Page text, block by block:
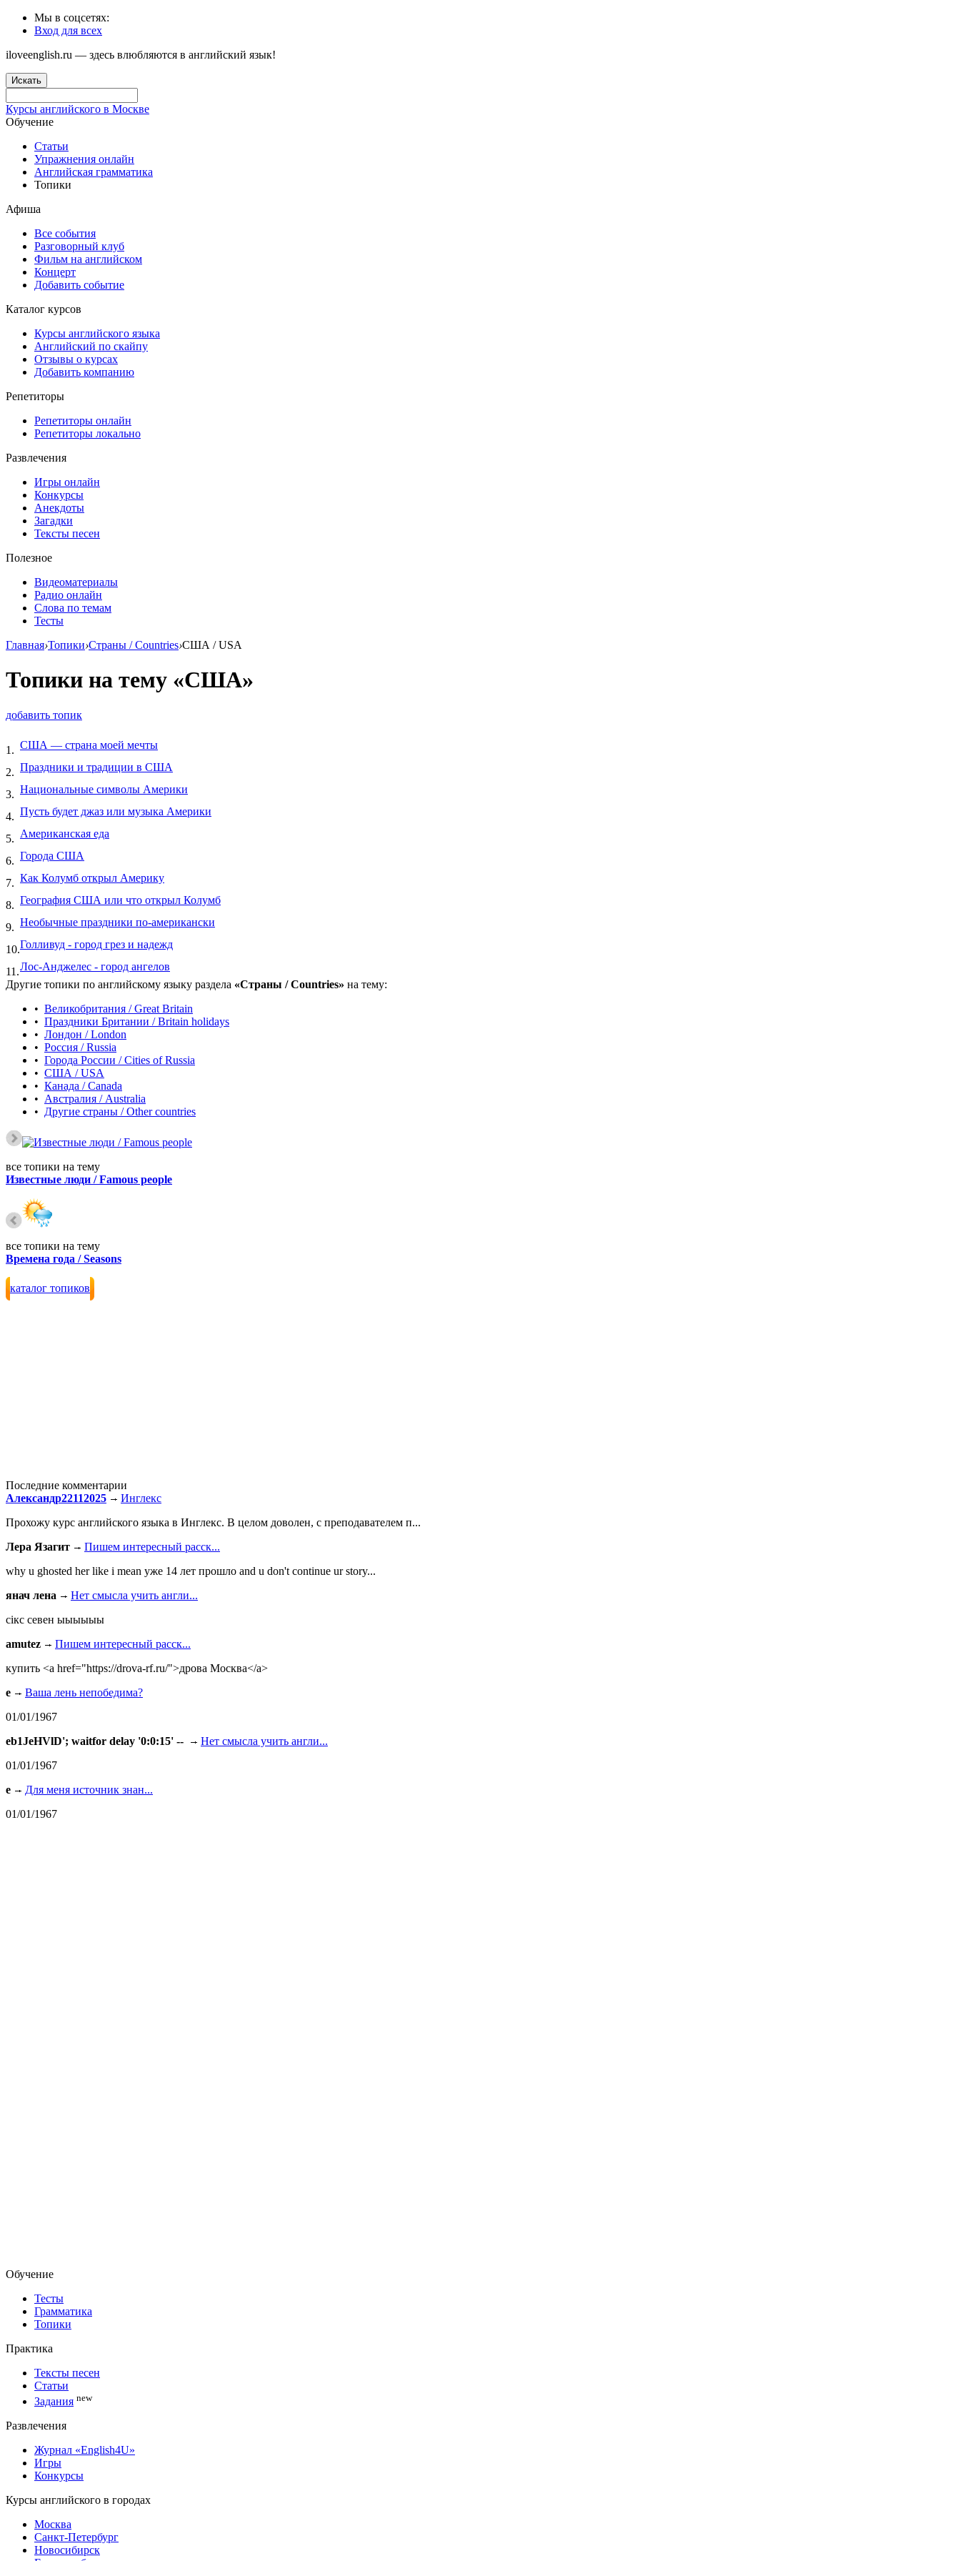
Мы в соцсетях:
Вход для всех
iloveenglish.ru — здесь влюбляются в английский язык!
Искать
Курсы английского в Москве
Обучение
Статьи
Упражнения онлайн
Английская грамматика
Топики
Афиша
Все события
Разговорный клуб
Фильм на английском
Концерт
Добавить событие
Каталог курсов
Курсы английского языка
Английский по скайпу
Отзывы о курсах
Добавить компанию
Репетиторы
Репетиторы онлайн
Репетиторы локально
Развлечения
Игры онлайн
Конкурсы
Анекдоты
Загадки
Тексты песен
Полезное
Видеоматериалы
Радио онлайн
Слова по темам
Тесты
Главная›Топики›Страны / Countries›США / USA
Топики на тему «США»
добавить топик
1. США — страна моей мечты
2. Праздники и традиции в США
3. Национальные символы Америки
4. Пусть будет джаз или музыка Америки
5. Американская еда
6. Города США
7. Как Колумб открыл Америку
8. География США или что открыл Колумб
9. Необычные праздники по-американски
10.Голливуд - город грез и надежд
11.Лос-Анджелес - город ангелов
Другие топики по английскому языку раздела «Страны / Countries» на тему:
• Великобритания / Great Britain
• Праздники Британии / Britain holidays
• Лондон / London
• Россия / Russia
• Города России / Cities of Russia
• США / USA
• Канада / Canada
• Австралия / Australia
• Другие страны / Other countries
все топики на тему
Известные люди / Famous people
все топики на тему
Времена года / Seasons
каталог топиков
Последние комментарии
Александр22112025
Инглекс
Прохожу курс английского языка в Инглекс. В целом доволен, с преподавателем п...
Лера Язагит
Пишем интересный расск...
why u ghosted her like i mean уже 14 лет прошло and u don't continue ur story...
янач лена
Нет смысла учить англи...
сiкс севен ыыыыыы
amutez
Пишем интересный расск...
купить <a href="https://drova-rf.ru/">дрова Москва</a>
e
Ваша лень непобедима?
01/01/1967
eb1JeHVlD'; waitfor delay '0:0:15' --
Нет смысла учить англи...
01/01/1967
e
Для меня источник знан...
01/01/1967
Обучение
Тесты
Грамматика
Топики
Практика
Тексты песен
Статьи
Задания new
Развлечения
Журнал «English4U»
Игры
Конкурсы
Курсы английского в городах
Москва
Санкт-Петербург
Новосибирск